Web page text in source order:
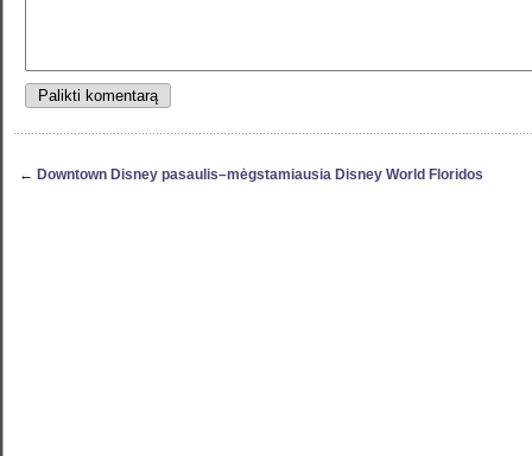
← Downtown Disney pasaulis–mėgstamiausia Disney World Floridos